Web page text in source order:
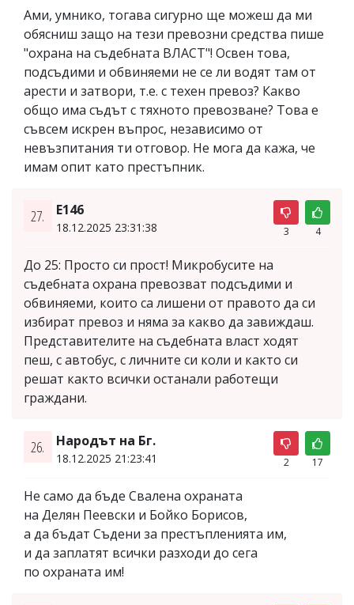
Ами, умнико, тогава сигурно ще можеш да ми
обясниш защо на тези превозни средства пише
"охрана на съдебната ВЛАСТ"! Освен това,
подсъдими и обвиняеми не се ли водят там от
арести и затвори, т.е. с техен превоз? Какво
общо има съдът с тяхното превозване? Това е
съвсем искрен въпрос, независимо от
невъзпитания ти отговор. Не мога да кажа, че
имам опит като престъпник.
27. Е146
18.12.2025 23:31:38 3 4
До 25: Просто си прост! Микробусите на
съдебната охрана превозват подсъдими и
обвиняеми, които са лишени от правото да си
избират превоз и няма за какво да завиждаш.
Представителите на съдебната власт ходят
пеш, с автобус, с личните си коли и както си
решат както всички останали работещи
граждани.
26. Народът на Бг.
18.12.2025 21:23:41 2 17
Не само да бъде Свалена охраната
на Делян Пеевски и Бойко Борисов,
а да бъдат Съдени за престъпленията им,
и да заплатят всички разходи до сега
по охраната им!